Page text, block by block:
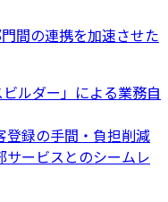
間の連携を加速させた
ビルダー」による業務自
登録の手間・負担削減
サービスとのシームレ